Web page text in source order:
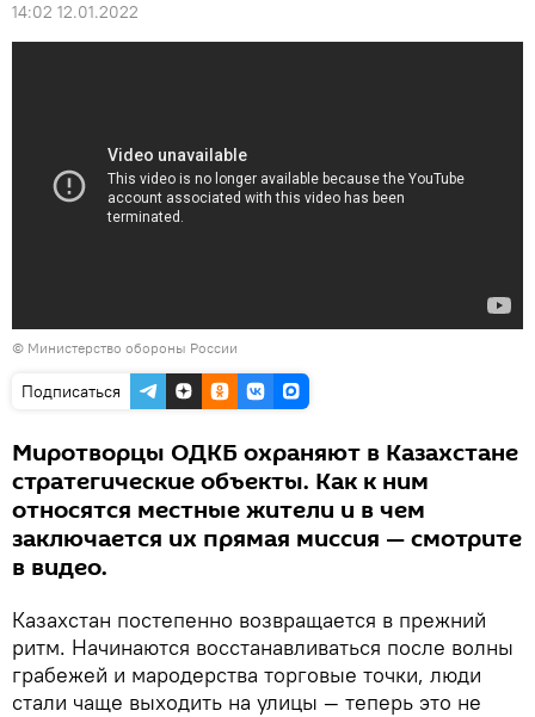
14:02 12.01.2022
© Министерство обороны России
Подписаться
Миротворцы ОДКБ охраняют в Казахстане
стратегические объекты. Как к ним
относятся местные жители и в чем
заключается их прямая миссия — смотрите
в видео.
Казахстан постепенно возвращается в прежний
ритм. Начинаются восстанавливаться после волны
грабежей и мародерства торговые точки, люди
стали чаще выходить на улицы — теперь это не